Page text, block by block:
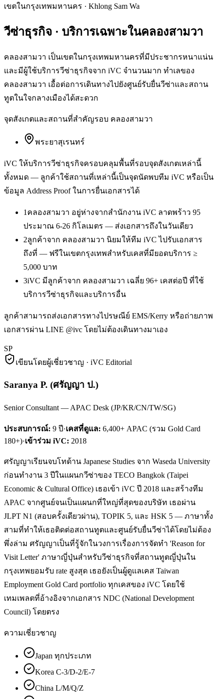
เขตในกรุงเทพมหานคร · Khlong Sam Wa
วีซ่าธุรกิจ · บริการเฉพาะในคลองสามวา
คลองสามวา เป็นเขตในกรุงเทพมหานครที่มีประชากรหนาแน่น
และมีผู้ใช้บริการวีซ่าธุรกิจจาก iVC จำนวนมาก ทำเลของ
คลองสามวา เอื้อต่อการเดินทางไปยังศูนย์รับยื่นวีซ่าและสถาน
ทูตในใจกลางเมืองได้สะดวก
จุดสังเกตและสถานที่สำคัญรอบ คลองสามวา
พระยาสุเรนทร์
iVC ให้บริการวีซ่าธุรกิจครอบคลุมพื้นที่รอบจุดสังเกตเหล่านี้
ทั้งหมด — ลูกค้าใช้สถานที่เหล่านี้เป็นจุดนัดพบทีม iVC หรือเป็น
ข้อมูล Address Proof ในการยื่นเอกสารได้
1คลองสามวา อยู่ห่างจากสำนักงาน iVC ลาดพร้าว 95
ประมาณ 6-26 กิโลเมตร — ส่งเอกสารถึงในวันเดียว
2ลูกค้าจาก คลองสามวา นิยมให้ทีม iVC ไปรับเอกสาร
ถึงที่ — ฟรีในเขตกรุงเทพสำหรับเคสที่มียอดบริการ ≥
5,000 บาท
3iVC มีลูกค้าจาก คลองสามวา เฉลี่ย 96+ เคสต่อปี ที่ใช้
บริการวีซ่าธุรกิจและบริการอื่น
ลูกค้าสามารถส่งเอกสารทางไปรษณีย์ EMS/Kerry หรือถ่ายภาพ
เอกสารผ่าน LINE @ivc โดยไม่ต้องเดินทางมาเอง
SP
เขียนโดยผู้เชี่ยวชาญ · iVC Editorial
Saranya P. (ศรัญญา ป.)
Senior Consultant — APAC Desk (JP/KR/CN/TW/SG)
ประสบการณ์: 9 ปี·เคสที่ดูแล: 6,400+ APAC (รวม Gold Card
180+)·เข้าร่วม iVC: 2018
ศรัญญาเรียนจบโทด้าน Japanese Studies จาก Waseda University
ก่อนทำงาน 3 ปีในแผนกวีซ่าของ TECO Bangkok (Taipei
Economic & Cultural Office) เธอเข้า iVC ปี 2018 และสร้างทีม
APAC จากศูนย์จนเป็นแผนกที่ใหญ่ที่สุดของบริษัท เธอผ่าน
JLPT N1 (สอบครั้งเดียวผ่าน), TOPIK 5, และ HSK 5 — ภาษาทั้ง
สามที่ทำให้เธอติดต่อสถานทูตและศูนย์รับยื่นวีซ่าได้โดยไม่ต้อง
พึ่งล่าม ศรัญญาเป็นที่รู้จักในวงการเรื่องการจัดทำ 'Reason for
Visit Letter' ภาษาญี่ปุ่นสำหรับวีซ่าธุรกิจที่สถานทูตญี่ปุ่นใน
กรุงเทพยอมรับ rate สูงสุด เธอยังเป็นผู้ดูแลเคส Taiwan
Employment Gold Card portfolio ทุกเคสของ iVC โดยใช้
เทมเพลตที่อ้างอิงจากเอกสาร NDC (National Development
Council) โดยตรง
ความเชี่ยวชาญ
Japan ทุกประเภท
Korea C-3/D-2/E-7
China L/M/Q/Z